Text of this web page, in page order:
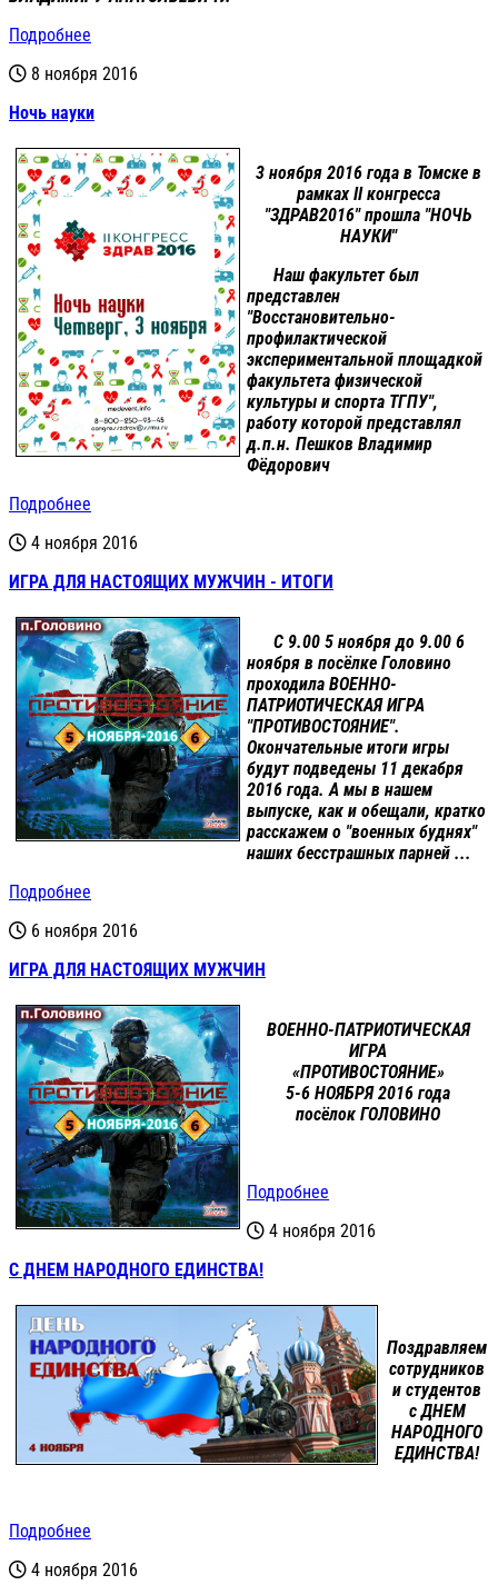
Подробнее
8 ноября 2016
Ночь науки
3 ноября 2016 года в Томске в
рамках II конгресса
"ЗДРАВ2016" прошла "НОЧЬ
НАУКИ"
Наш факультет был
представлен
"Восстановительно-
профилактической
экспериментальной площадкой
факультета физической
культуры и спорта ТГПУ",
работу которой представлял
д.п.н. Пешков Владимир
Фёдорович
Подробнее
4 ноября 2016
ИГРА ДЛЯ НАСТОЯЩИХ МУЖЧИН - ИТОГИ
С 9.00 5 ноября до 9.00 6
ноября в посёлке Головино
проходила ВОЕННО-
ПАТРИОТИЧЕСКАЯ ИГРА
"ПРОТИВОСТОЯНИЕ".
Окончательные итоги игры
будут подведены 11 декабря
2016 года. А мы в нашем
выпуске, как и обещали, кратко
расскажем о "военных буднях"
наших бесстрашных парней ...
Подробнее
6 ноября 2016
ИГРА ДЛЯ НАСТОЯЩИХ МУЖЧИН
ВОЕННО-ПАТРИОТИЧЕСКАЯ
ИГРА
«ПРОТИВОСТОЯНИЕ»
5-6 НОЯБРЯ 2016 года
посёлок ГОЛОВИНО
Подробнее
4 ноября 2016
С ДНЕМ НАРОДНОГО ЕДИНСТВА!
Поздравляем
сотрудников
и студентов
сДНЕМ
НАРОДНОГО
ЕДИНСТВА!
Подробнее
4 ноября 2016